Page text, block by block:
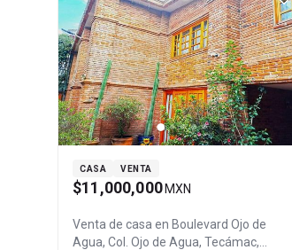
CASA VENTA
$11,000,000 MXN
Venta de casa en Boulevard Ojo de
Agua, Col. Ojo de Agua, Tecámac,